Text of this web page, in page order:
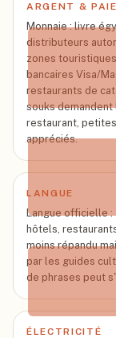
ARGENT &
Monnaie : livre
distributeurs
zones
bancaires Visa/
restaurants de
souks demandent
restaurant,
appréciés.
LANGUE
Langue officielle
hôtels,
moins répandu
par les guides
de phrases peut
ÉLECTRICITÉ